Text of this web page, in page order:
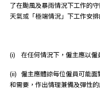
了在颱風及暴雨情況下工作的
天氣或「極端情況」下工作安
(i) 在任何情況下，僱主應以僱
(ii) 僱主應體諒每位僱員可能面
和需要，作出情理兼備及彈性的